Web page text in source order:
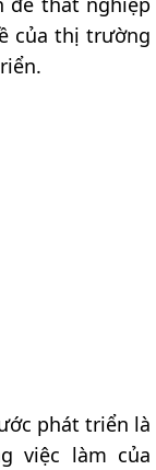
của thị trường
phát triển là
việc làm của